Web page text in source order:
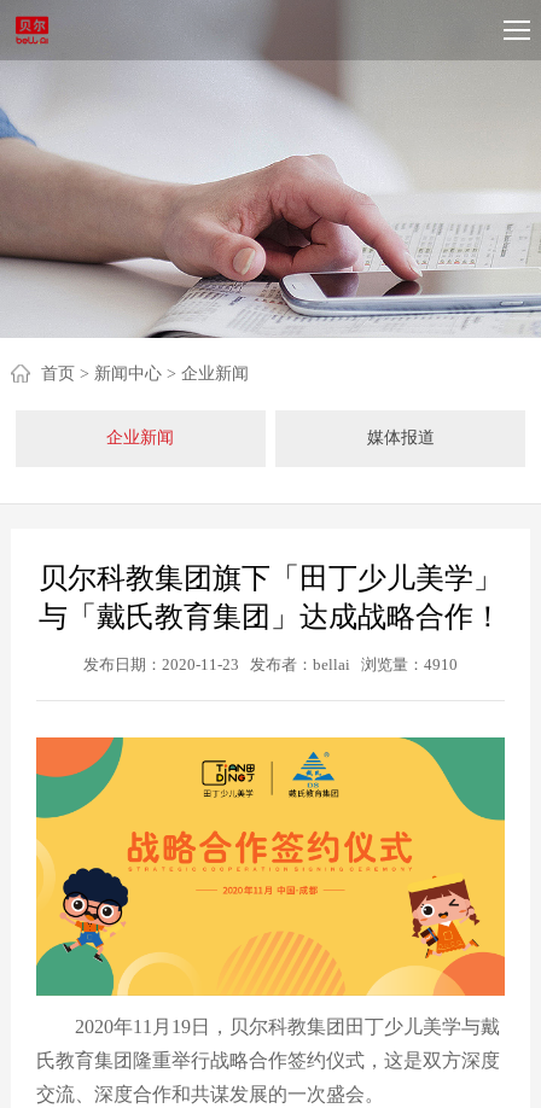
首页 > 新闻中心 > 企业新闻
企业新闻 媒体报道
贝尔科教集团旗下「田丁少儿美学」
与「戴氏教育集团」达成战略合作！
发布日期：2020-11-23 发布者：bellai 浏览量：4910
2020年11月19日，贝尔科教集团田丁少儿美学与戴
氏教育集团隆重举行战略合作签约仪式，这是双方深度
交流、深度合作和共谋发展的一次盛会。